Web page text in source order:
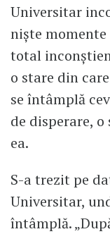
Universitar
niște
total
o stare din
se întâmplă
de disperare,
ea.
S-a trezit pe
Universitar,
întâmplă.